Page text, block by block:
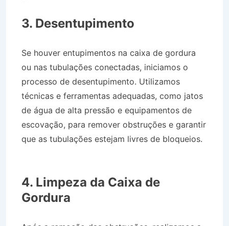
3. Desentupimento
Se houver entupimentos na caixa de gordura
ou nas tubulações conectadas, iniciamos o
processo de desentupimento. Utilizamos
técnicas e ferramentas adequadas, como jatos
de água de alta pressão e equipamentos de
escovação, para remover obstruções e garantir
que as tubulações estejam livres de bloqueios.
4. Limpeza da Caixa de
Gordura